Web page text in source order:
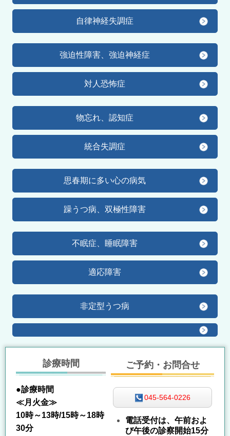
自律神経失調症
強迫性障害、強迫神経症
対人恐怖症
物忘れ、認知症
統合失調症
思春期に多い心の病気
躁うつ病、双極性障害
不眠症、睡眠障害
適応障害
非定型うつ病
ご予約・お問合せ
045-564-0226
電話受付は、午前およ
び午後の診察開始15分
診療時間
●診療時間
≪月火金≫
10時～13時/15時～18時
30分